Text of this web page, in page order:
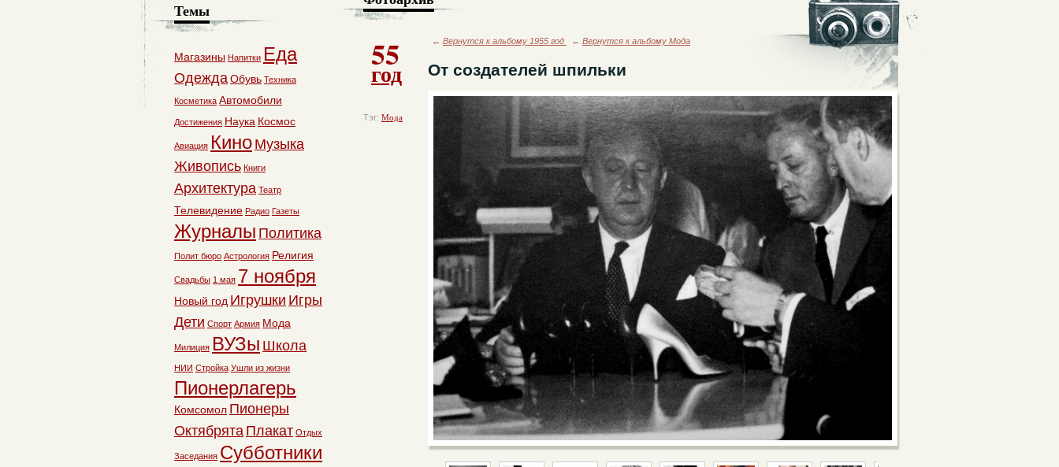
55
год
Тэг: Мода
← Вернутся к альбому 1955 год ← Вернутся к альбому Мода
От создателей шпильки
Темы
Магазины Напитки Еда
ОдеждаОбувь Техника
Косметика Автомобили
Достижения Наука Космос
Авиация Кино Музыка
Живопись Книги
Архитектура Театр
Телевидение Радио Газеты
Журналы Политика
Полит бюро Астрология Религия
Свадьбы 1 мая 7 ноября
Новый год Игрушки Игры
Дети Спорт Армия Мода
Милиция ВУЗы Школа
НИИ Стройка Ушли из жизни
Пионерлагерь
Комсомол Пионеры
Октябрята Плакат Отдых
Заседания Субботники